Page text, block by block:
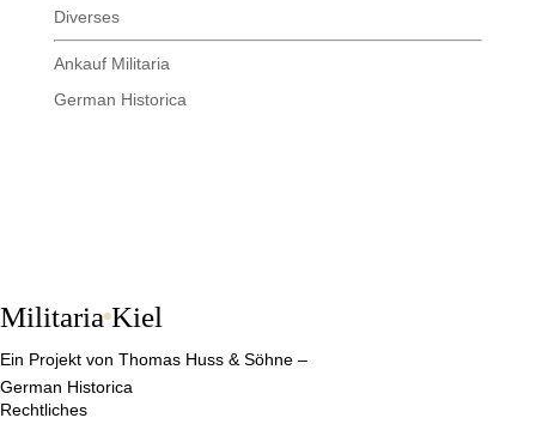
Diverses
Ankauf Militaria
German Historica
Militaria Kiel
Ein Projekt von Thomas Huss & Söhne –
German Historica
Rechtliches